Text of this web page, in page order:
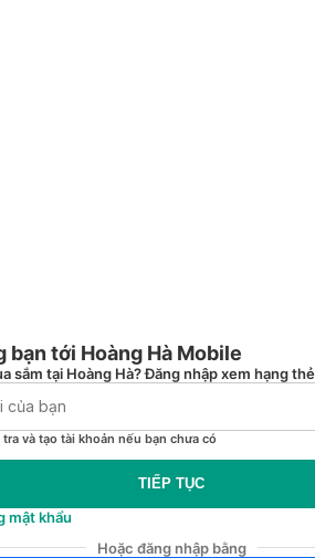
bạn tới Hoàng Hà Mobile
sắm tại Hoàng Hà? Đăng nhập xem hạng
và tạo tài khoản nếu bạn chưa có
TIẾP TỤC
mật khẩu
Hoặc đăng nhập bằng